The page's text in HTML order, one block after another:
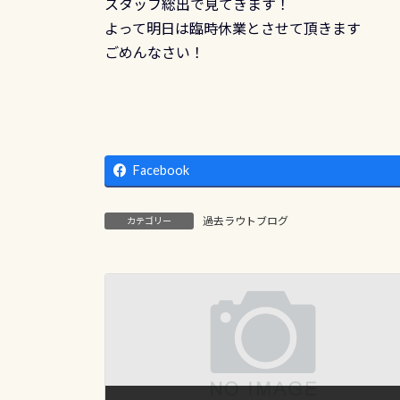
スタッフ総出で見てきます！
よって明日は臨時休業とさせて頂きます
ごめんなさい！
Facebook
カテゴリー 過去ラウトブログ